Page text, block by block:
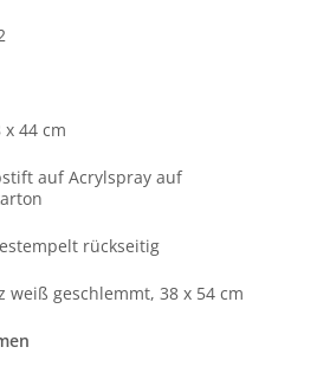
44 cm
auf Acrylspray auf
rückseitig
weiß geschlemmt, 38 x 54 cm